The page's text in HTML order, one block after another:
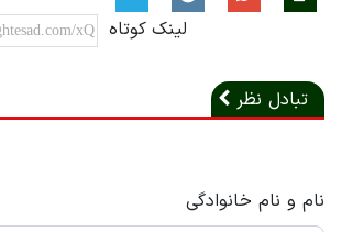
لینک کوتاه
تبادل نظر
نام و نام خانوادگی